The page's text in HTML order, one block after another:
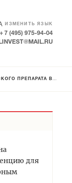
ИЗМЕНИТЬ ЯЗЫК
LANGUAGE
+ 7 (495) 975-94-04
(ЛИРАГЛУТИД)
для